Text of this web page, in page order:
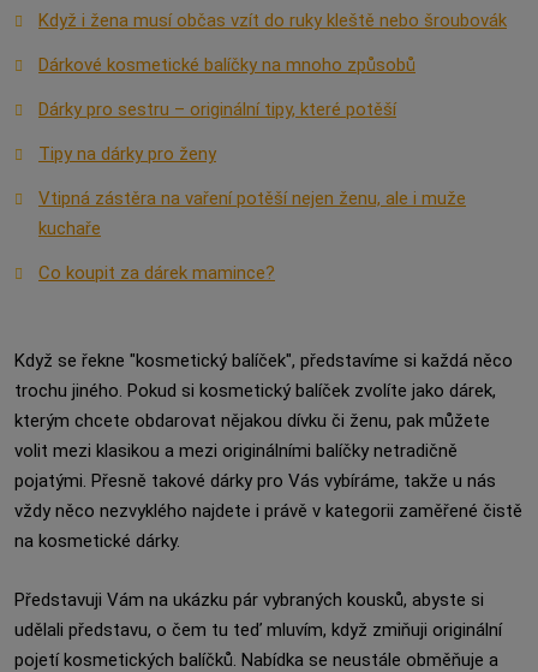
Když i žena musí občas vzít do ruky kleště nebo šroubovák
Dárkové kosmetické balíčky na mnoho způsobů
Dárky pro sestru – originální tipy, které potěší
Tipy na dárky pro ženy
Vtipná zástěra na vaření potěší nejen ženu, ale i muže
kuchaře
Co koupit za dárek mamince?
Když se řekne "kosmetický balíček", představíme si každá něco
trochu jiného. Pokud si kosmetický balíček zvolíte jako dárek,
kterým chcete obdarovat nějakou dívku či ženu, pak můžete
volit mezi klasikou a mezi originálními balíčky netradičně
pojatými. Přesně takové dárky pro Vás vybíráme, takže u nás
vždy něco nezvyklého najdete i právě v kategorii zaměřené čistě
na kosmetické dárky.
Představuji Vám na ukázku pár vybraných kousků, abyste si
udělali představu, o čem tu teď mluvím, když zmiňuji originální
pojetí kosmetických balíčků. Nabídka se neustále obměňuje a